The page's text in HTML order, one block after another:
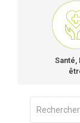
Santé,